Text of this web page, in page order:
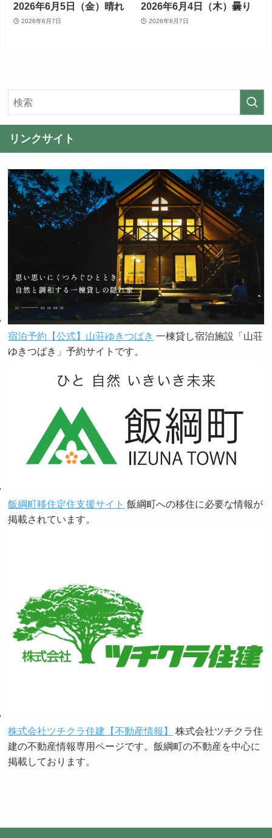
2026年6月5日（金）晴れ
2026年6月7日
2026年6月4日（木）曇り
2026年6月7日
リンクサイト
宿泊予約【公式】山荘ゆきつばき 一棟貸し宿泊施設「山荘
ゆきつばき」予約サイトです。
飯綱町移住定住支援サイト 飯綱町への移住に必要な情報が
掲載されています。
株式会社ツチクラ住建【不動産情報】
株式会社ツチクラ住
建の不動産情報専用ページです。飯綱町の不動産を中心に
掲載しております。